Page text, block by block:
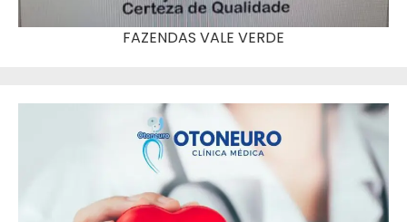
FAZENDAS VALE VERDE